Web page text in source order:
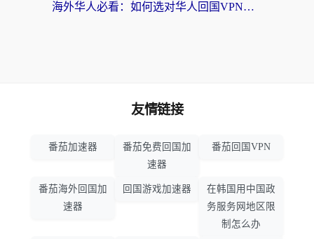
海外华人必看：如何选对华人回国VPN，无缝刷国内剧、玩手游？
友情链接
番茄加速器
番茄免费回国加
速器
番茄回国VPN
番茄海外回国加
速器
回国游戏加速器
在韩国用中国政
务服务网地区限
制怎么办